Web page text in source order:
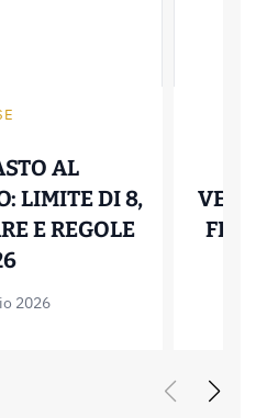
AL
LIMITE DI 8,
E REGOLE
BUONI PASTO AL
2026